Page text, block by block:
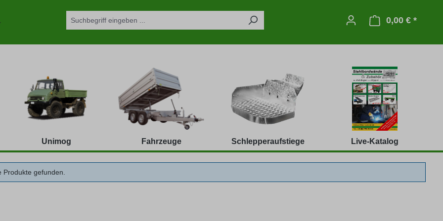
0,00 € *
Unimog Fahrzeuge Schlepperaufstiege Live-Katalog
Produkte gefunden.